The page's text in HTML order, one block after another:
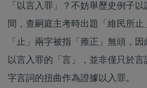
「以言入罪」？不妨舉歷史例子
間，查嗣庭主考時出題「維民所止
「止」兩字被指「雍正」無頭，
以言入罪的「言」，並非僅只於
字言詞的扭曲作為證據以入罪。